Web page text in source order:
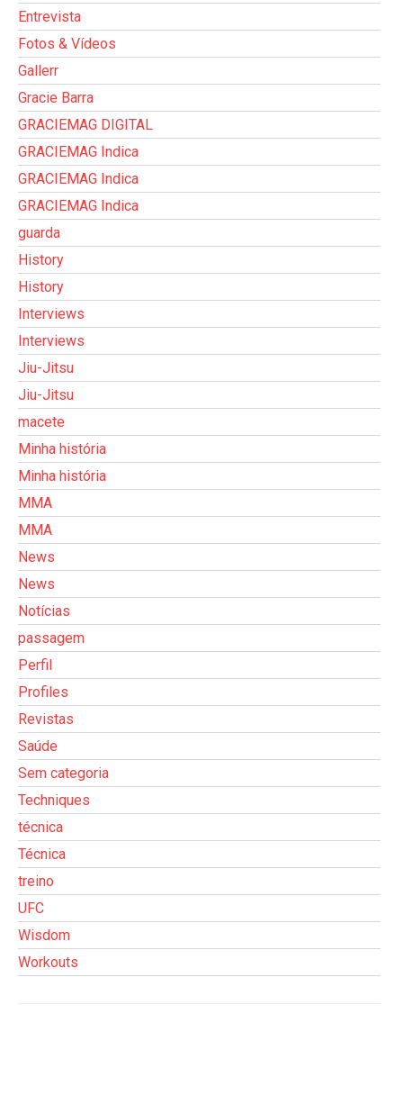
Entrevista
Fotos & Vídeos
Gallerr
Gracie Barra
GRACIEMAG DIGITAL
GRACIEMAG Indica
GRACIEMAG Indica
GRACIEMAG Indica
guarda
History
History
Interviews
Interviews
Jiu-Jitsu
Jiu-Jitsu
macete
Minha história
Minha história
MMA
MMA
News
News
Notícias
passagem
Perfil
Profiles
Revistas
Saúde
Sem categoria
Techniques
técnica
Técnica
treino
UFC
Wisdom
Workouts